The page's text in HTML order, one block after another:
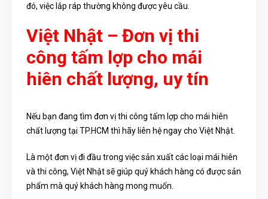
đó, việc lắp ráp thường không được yêu cầu.
Việt Nhật – Đơn vị thi
công tấm lợp cho mái
hiên chất lượng, uy tín
Nếu bạn đang tìm đơn vị thi công tấm lợp cho mái hiên
chất lượng tại TP.HCM thì hãy liên hệ ngay cho Việt Nhật.
Là một đơn vị đi đầu trong việc sản xuất các loại mái hiên
và thi công, Việt Nhật sẽ giúp quý khách hàng có được sản
phẩm mà quý khách hàng mong muốn.